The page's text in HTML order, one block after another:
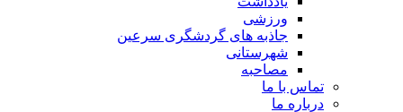
ورزشی
جاذبه های گردشگری سرعین
شهرستانی
مصاحبه
تماس با ما
درباره ما